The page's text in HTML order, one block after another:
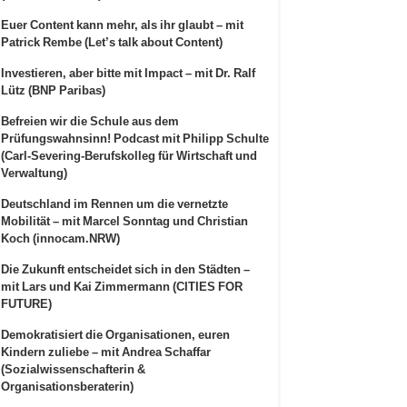
Euer Content kann mehr, als ihr glaubt – mit
Patrick Rembe (Let’s talk about Content)
Investieren, aber bitte mit Impact – mit Dr. Ralf
Lütz (BNP Paribas)
Befreien wir die Schule aus dem
Prüfungswahnsinn! Podcast mit Philipp Schulte
(Carl-Severing-Berufskolleg für Wirtschaft und
Verwaltung)
Deutschland im Rennen um die vernetzte
Mobilität – mit Marcel Sonntag und Christian
Koch (innocam.NRW)
Die Zukunft entscheidet sich in den Städten –
mit Lars und Kai Zimmermann (CITIES FOR
FUTURE)
Demokratisiert die Organisationen, euren
Kindern zuliebe – mit Andrea Schaffar
(Sozialwissenschafterin &
Organisationsberaterin)